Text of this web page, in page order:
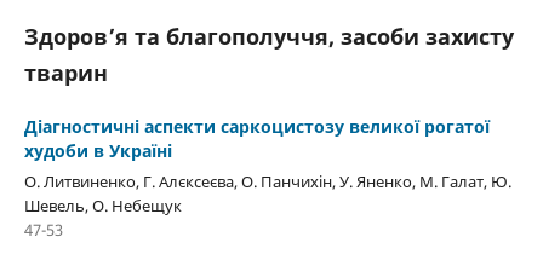
Здоров’я та благополуччя, засоби захисту
тварин
Діагностичні аспекти саркоцистозу великої рогатої
худоби в Україні
О. Литвиненко, Г. Алєксеєва, О. Панчихін, У. Яненко, М. Галат, Ю.
Шевель, О. Небещук
47-53